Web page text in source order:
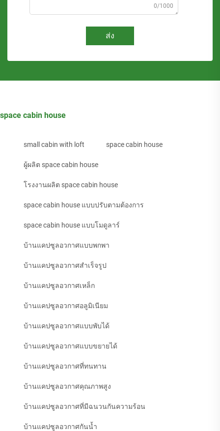
0/1000
ส่ง
space cabin house
small cabin with loft space cabin house
ผู้ผลิต space cabin house
โรงงานผลิต space cabin house
space cabin house แบบปรับตามต้องการ
space cabin house แบบโมดูลาร์
บ้านแคปซูลอวกาศแบบพกพา
บ้านแคปซูลอวกาศสำเร็จรูป
บ้านแคปซูลอวกาศเหล็ก
บ้านแคปซูลอวกาศอลูมิเนียม
บ้านแคปซูลอวกาศแบบพับได้
บ้านแคปซูลอวกาศแบบขยายได้
บ้านแคปซูลอวกาศที่ทนทาน
บ้านแคปซูลอวกาศคุณภาพสูง
บ้านแคปซูลอวกาศที่มีฉนวนกันความร้อน
บ้านแคปซูลอวกาศกันน้ำ